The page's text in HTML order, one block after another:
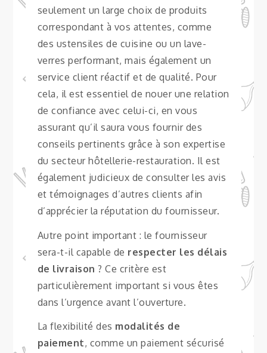
seulement un large choix de produits
correspondant à vos attentes, comme
des ustensiles de cuisine ou un lave-
verres performant, mais également un
service client réactif et de qualité. Pour
cela, il est essentiel de nouer une relation
de confiance avec celui-ci, en vous
assurant qu’il saura vous fournir des
conseils pertinents grâce à son expertise
du secteur hôtellerie-restauration. Il est
également judicieux de consulter les avis
et témoignages d’autres clients afin
d’apprécier la réputation du fournisseur.
Autre point important : le fournisseur
sera-t-il capable de respecter les délais
de livraison ? Ce critère est
particulièrement important si vous êtes
dans l’urgence avant l’ouverture.
La flexibilité des modalités de
paiement, comme un paiement sécurisé